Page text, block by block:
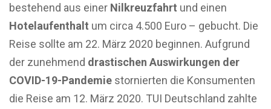
bestehend aus einer Nilkreuzfahrt und einen
Hotelaufenthalt um circa 4.500 Euro – gebucht. Die
Reise sollte am 22. März 2020 beginnen. Aufgrund
der zunehmend drastischen Auswirkungen der
COVID-19-Pandemie stornierten die Konsumenten
die Reise am 12. März 2020. TUI Deutschland zahlte